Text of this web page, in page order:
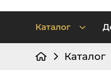
Каталог
Каталог